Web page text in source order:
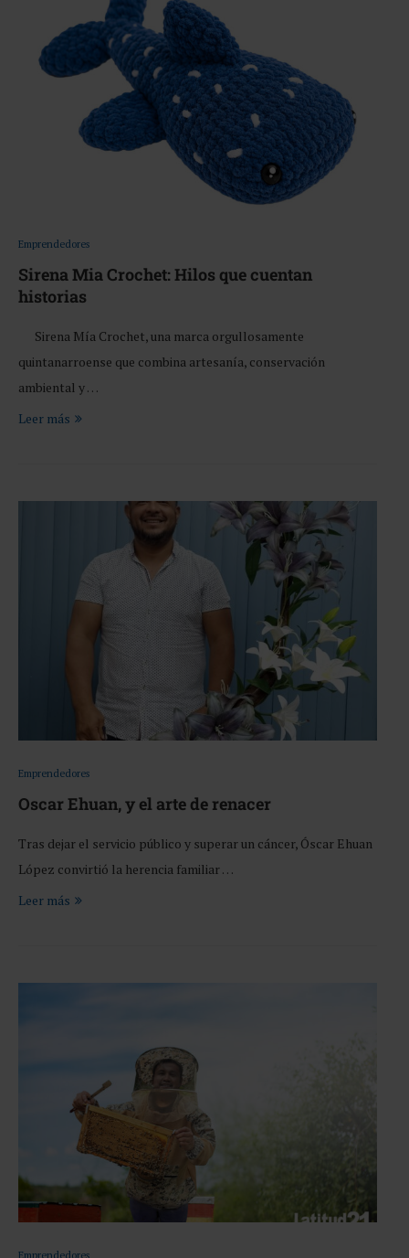
Emprendedores
Sirena Mia Crochet: Hilos que cuentan
historias
Sirena Mía Crochet, una marca orgullosamente
quintanarroense que combina artesanía, conservación
ambiental y …
Leer más
Emprendedores
Oscar Ehuan, y el arte de renacer
Tras dejar el servicio público y superar un cáncer, Óscar Ehuan
López convirtió la herencia familiar …
Leer más
Emprendedores